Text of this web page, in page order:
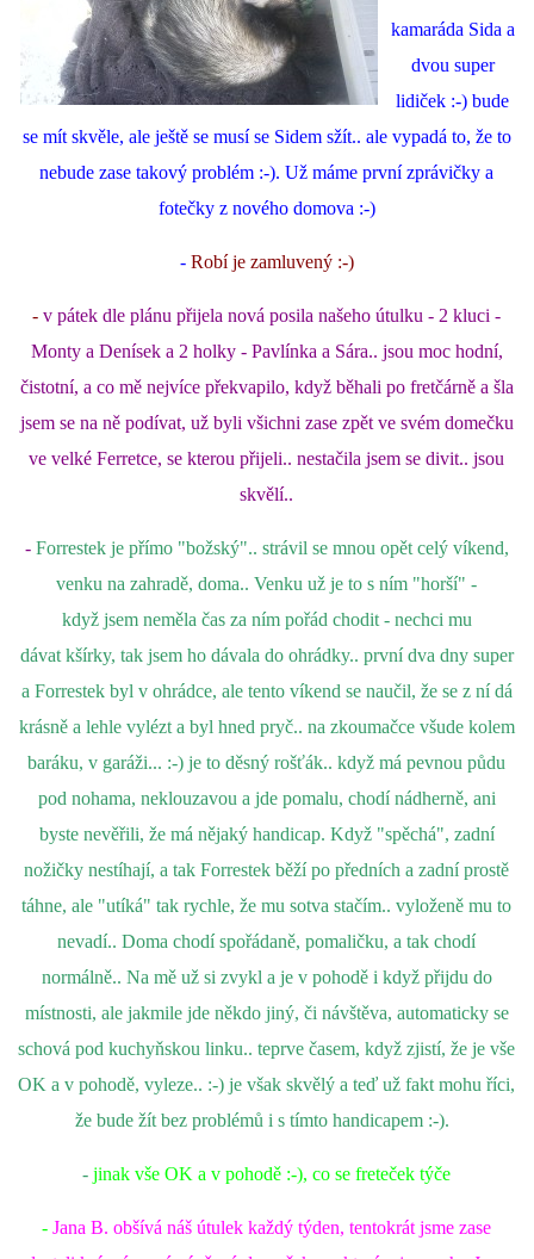
kamaráda Sida a
dvou super
lidiček :-) bude
se mít skvěle, ale ještě se musí se Sidem sžít.. ale vypadá to, že to
nebude zase takový problém :-). Už máme první zprávičky a
fotečky z nového domova :-)
- Robí je zamluvený :-)
- v pátek dle plánu přijela nová posila našeho útulku - 2 kluci -
Monty a Denísek a 2 holky - Pavlínka a Sára.. jsou moc hodní,
čistotní, a co mě nejvíce překvapilo, když běhali po fretčárně a šla
jsem se na ně podívat, už byli všichni zase zpět ve svém domečku
ve velké Ferretce, se kterou přijeli.. nestačila jsem se divit.. jsou
skvělí..
- Forrestek je přímo "božský".. strávil se mnou opět celý víkend,
venku na zahradě, doma.. Venku už je to s ním "horší" -
když jsem neměla čas za ním pořád chodit - nechci mu
dávat kšírky, tak jsem ho dávala do ohrádky.. první dva dny super
a Forrestek byl v ohrádce, ale tento víkend se naučil, že se z ní dá
krásně a lehle vylézt a byl hned pryč.. na zkoumačce všude kolem
baráku, v garáži... :-) je to děsný rošťák.. když má pevnou půdu
pod nohama, neklouzavou a jde pomalu, chodí nádherně, ani
byste nevěřili, že má nějaký handicap. Když "spěchá", zadní
nožičky nestíhají, a tak Forrestek běží po předních a zadní prostě
táhne, ale "utíká" tak rychle, že mu sotva stačím.. vyloženě mu to
nevadí.. Doma chodí spořádaně, pomaličku, a tak chodí
normálně.. Na mě už si zvykl a je v pohodě i když přijdu do
místnosti, ale jakmile jde někdo jiný, či návštěva, automaticky se
schová pod kuchyňskou linku.. teprve časem, když zjistí, že je vše
OK a v pohodě, vyleze.. :-) je však skvělý a teď už fakt mohu říci,
že bude žít bez problémů i s tímto handicapem :-).
- jinak vše OK a v pohodě :-), co se freteček týče
- Jana B. obšívá náš útulek každý týden, tentokrát jsme zase